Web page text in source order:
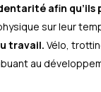
afin
sur leur
travail. Vélo,
au